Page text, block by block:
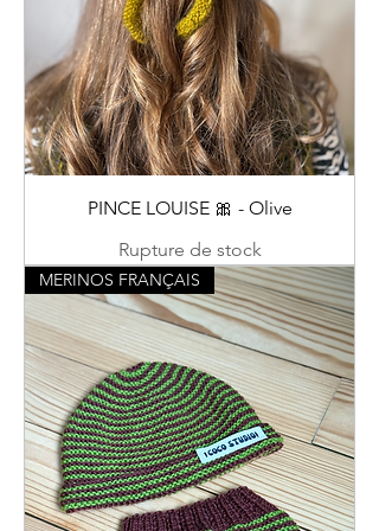
PINCE LOUISE 🎀 - Olive
Rupture de stock
MERINOS FRANÇAIS